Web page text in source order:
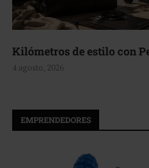
Aerie, texturas que fluyen
4 agosto, 2026
EMPRENDEDORES